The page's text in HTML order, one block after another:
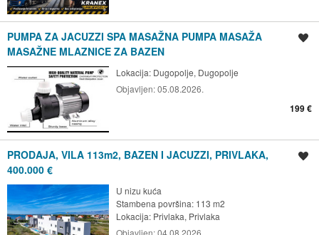
PUMPA ZA JACUZZI SPA MASAŽNA PUMPA MASAŽA
MASAŽNE MLAZNICE ZA BAZEN
Lokacija: Dugopolje, Dugopolje
Objavljen:05.08.2026.
199 €
PRODAJA, VILA 113m2, BAZEN I JACUZZI, PRIVLAKA,
400.000 €
U nizu kuća
Stambena površina: 113 m2
Lokacija: Privlaka, Privlaka
Objavljen:04.08.2026.